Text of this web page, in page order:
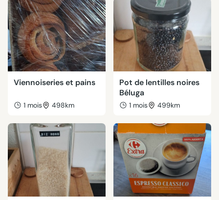
Viennoiseries et pains
1 mois 498km
Pot de lentilles noires
Béluga
1 mois 499km